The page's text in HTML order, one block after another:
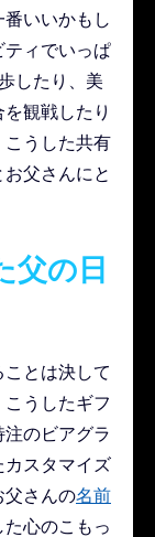
いいかもし
ティでいっぱ
したり、美
観戦したり
こうした共有
父さんにと
父の日
とは決して
うしたギフ
のビアグラ
カスタマイズ
父さんの名前
心のこもっ